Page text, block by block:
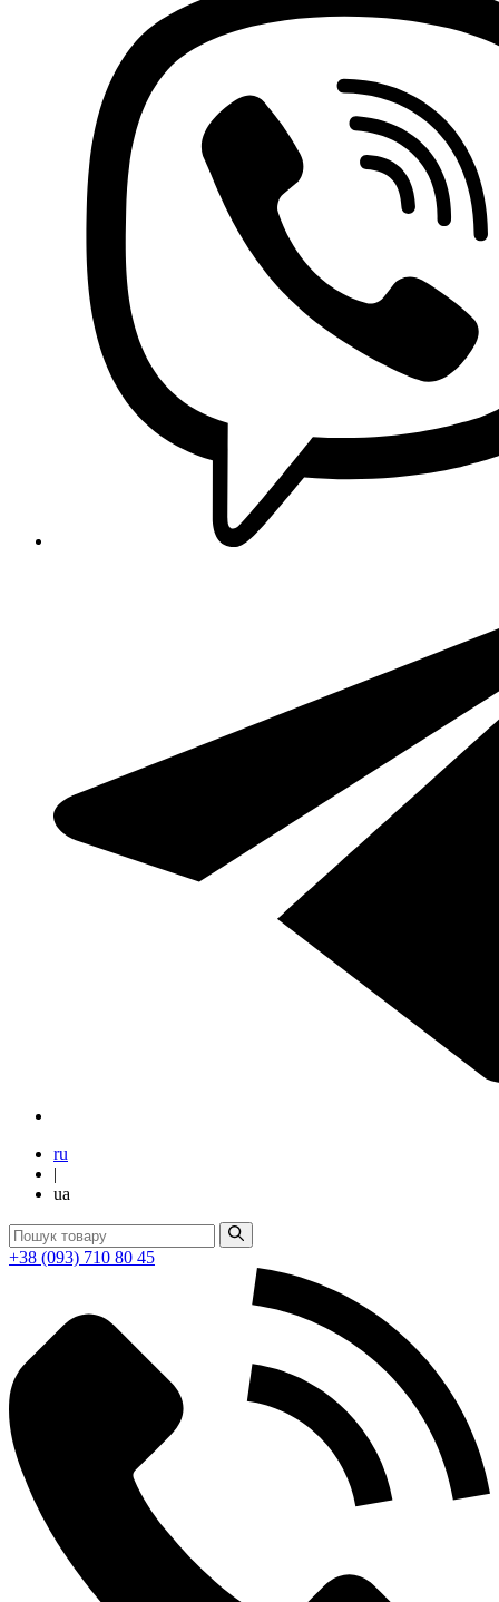
ru
|
ua
+38 (093) 710 80 45